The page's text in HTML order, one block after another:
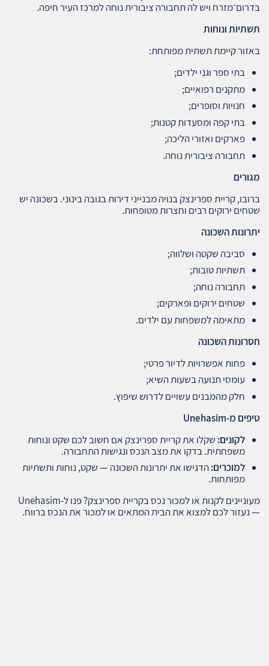
בדרום־מזרח ויש לה תחבורה ציבורית נוחה למרכז העיר חיפה.
תשתיות ונוחות
באזור קיימת תשתית מפותחת:
בתי ספר וגני ילדים;
מתקנים רפואיים;
חנויות וסופרים;
בתי קפה ומסעדות קטנות;
פארקים ואזורי הליכה;
תחבורה ציבורית נוחה.
מגורים
ברובו, קריית ספרינצק בנויה מבנייני דירות בגובה בינוני. בשכונה יש
שטחים ירוקים רבים וחצרות מטופחות.
יתרונות השכונה
סביבה שקטה ושלווה;
תשתיות טובות;
תחבורה נוחה;
שטחים ירוקים ופארקים;
מתאימה למשפחות עם ילדים.
חסרונות השכונה
פחות אפשרויות לדיור פרטי;
עומסי תנועה בשעות השיא;
חלק מהמבנים עשויים לדרוש שיפוץ.
טיפים מ-Unehasim
לקונים: שקלו את קריית ספרינצק אם חשוב לכם שקט ונוחות
משפחתית. בדקו את מצב הנכס ונגישות התחבורה.
למוכרים:הדגישו את יתרונות השכונה — שקט, נוחות ותשתיות
מפותחות.
מעוניינים לקנות או למכור נכס בקריית ספרינצק? פנו ל-Unehasim
— נעזור לכם למצוא את הבית המתאים או למכור את הנכס ברווח.